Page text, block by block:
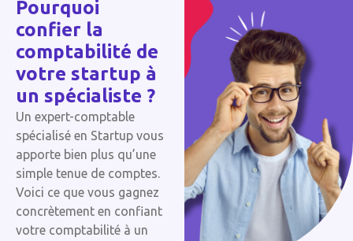
Pourquoi
confier la
comptabilité de
votre startup à
un spécialiste ?
Un expert-comptable
spécialisé en Startup vous
apporte bien plus qu’une
simple tenue de comptes.
Voici ce que vous gagnez
concrètement en confiant
votre comptabilité à un